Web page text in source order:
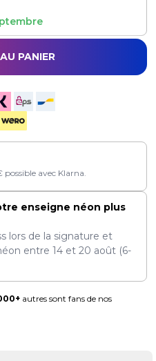
PANIER
possible avec Klarna.
enseigne néon plus
lors de la signature et
entre 14 et 20 août (6-
autres sont fans de nos